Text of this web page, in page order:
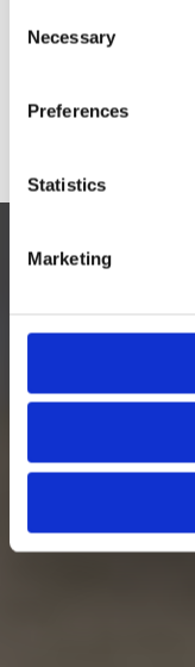
Selection
Necessary
Preferences
Statistics
Marketing